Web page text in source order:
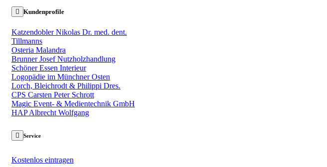
Kundenprofile
Katzendobler Nikolas Dr. med. dent.
Tillmanns
Osteria Malandra
Brunner Josef Nutzholzhandlung
Schöner Essen Interieur
Logopädie im Münchner Osten
Lorch, Bleichrodt & Philippi Dres.
CPS Carsten Peter Schrott
Magic Event- & Medientechnik GmbH
HAP Albrecht Wolfgang
Service
Kostenlos eintragen